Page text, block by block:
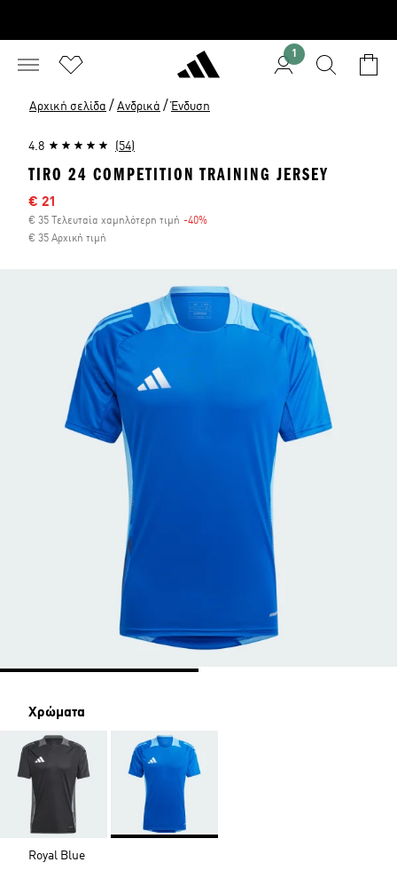
1
Αρχική σελίδα / Ανδρικά / Ένδυση
4.8 (54)
TIRO 24 COMPETITION TRAINING JERSEY
Τιμή έκπτωσης
€ 21
€ 35 Τελευταία χαμηλότερη τιμή -40%
€ 35 Αρχική τιμή
Χρώματα
Royal Blue